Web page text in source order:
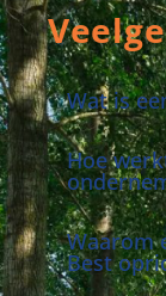
Wat is
Hoe
Waarom
Best